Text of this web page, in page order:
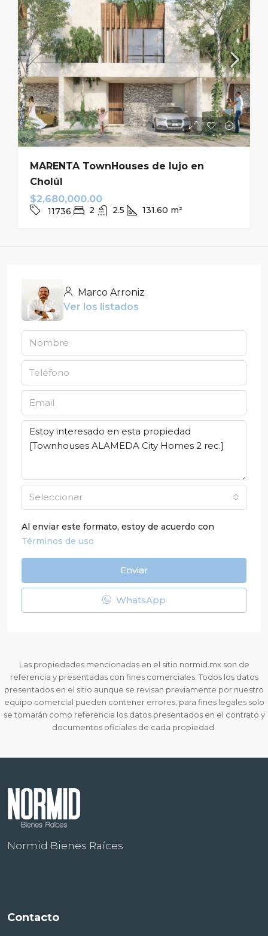
MARENTA TownHouses de lujo en
Cholúl
$2,680,000.00
11736 2 2.5 131.60 m²
Marco Arroniz
Ver los listados
Seleccionar
Al enviar este formato, estoy de acuerdo con
Términos de uso
Enviar
WhatsApp
Las propiedades mencionadas en el sitio normid.mx son de
referencia y presentadas con fines comerciales. Todos los datos
presentados en el sitio aunque se revisan previamente por nuestro
equipo comercial pueden contener errores, para fines legales solo
se tomarán como referencia los datos presentados en el contrato y
documentos oficiales de cada propiedad.
Normid Bienes Raíces
Contacto